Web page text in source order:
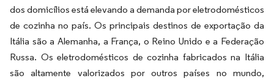
dos domicílios está elevando a demanda por eletrodomésticos
de cozinha no país. Os principais destinos de exportação da
Itália são a Alemanha, a França, o Reino Unido e a Federação
Russa. Os eletrodomésticos de cozinha fabricados na Itália
são altamente valorizados por outros países no mundo,